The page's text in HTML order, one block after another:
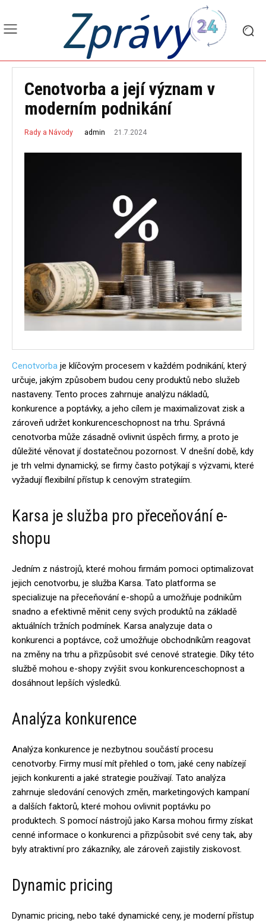
Zprávy
Cenotvorba a její význam v
moderním podnikání
Rady a Návody admin 21.7.2024
Cenotvorba je klíčovým procesem v každém podnikání, který
určuje, jakým způsobem budou ceny produktů nebo služeb
nastaveny. Tento proces zahrnuje analýzu nákladů,
konkurence a poptávky, a jeho cílem je maximalizovat zisk a
zároveň udržet konkurenceschopnost na trhu. Správná
cenotvorba může zásadně ovlivnit úspěch firmy, a proto je
důležité věnovat jí dostatečnou pozornost. V dnešní době, kdy
je trh velmi dynamický, se firmy často potýkají s výzvami, které
vyžadují flexibilní přístup k cenovým strategiím.
Karsa je služba pro přeceňování e-
shopu
Jedním z nástrojů, které mohou firmám pomoci optimalizovat
jejich cenotvorbu, je služba Karsa. Tato platforma se
specializuje na přeceňování e-shopů a umožňuje podnikům
snadno a efektivně měnit ceny svých produktů na základě
aktuálních tržních podmínek. Karsa analyzuje data o
konkurenci a poptávce, což umožňuje obchodníkům reagovat
na změny na trhu a přizpůsobit své cenové strategie. Díky této
službě mohou e-shopy zvýšit svou konkurenceschopnost a
dosáhnout lepších výsledků.
Analýza konkurence
Analýza konkurence je nezbytnou součástí procesu
cenotvorby. Firmy musí mít přehled o tom, jaké ceny nabízejí
jejich konkurenti a jaké strategie používají. Tato analýza
zahrnuje sledování cenových změn, marketingových kampaní
a dalších faktorů, které mohou ovlivnit poptávku po
produktech. S pomocí nástrojů jako Karsa mohou firmy získat
cenné informace o konkurenci a přizpůsobit své ceny tak, aby
byly atraktivní pro zákazníky, ale zároveň zajistily ziskovost.
Dynamic pricing
Dynamic pricing, nebo také dynamické ceny, je moderní přístup